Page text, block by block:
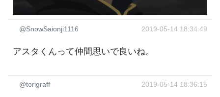
@SnowSaionji1116 2019-05-14 18:34:49
アスタくんって仲間思いで良いね。
@torigraff 2019-05-14 18:36:15